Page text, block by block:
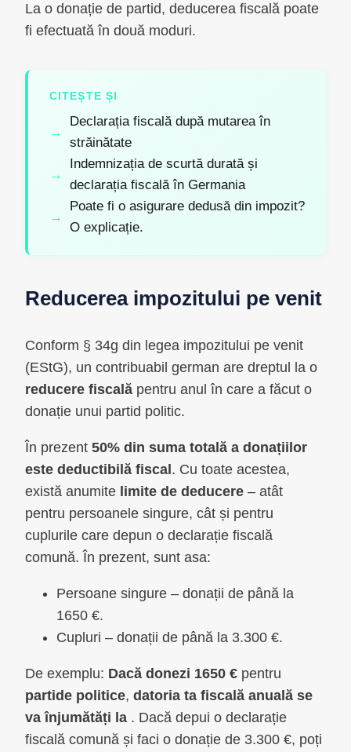
La o donație de partid, deducerea fiscală poate
fi efectuată în două moduri.
CITEȘTE ȘI
Declarația fiscală după mutarea în
străinătate
Indemnizația de scurtă durată și
declarația fiscală în Germania
Poate fi o asigurare dedusă din impozit?
O explicație.
Reducerea impozitului pe venit
Conform § 34g din legea impozitului pe venit
(EStG), un contribuabil german are dreptul la o
reducere fiscală pentru anul în care a făcut o
donație unui partid politic.
În prezent 50% din suma totală a donațiilor
este deductibilă fiscal. Cu toate acestea,
există anumite limite de deducere – atât
pentru persoanele singure, cât și pentru
cuplurile care depun o declarație fiscală
comună. În prezent, sunt asa:
Persoane singure – donații de până la
1650 €.
Cupluri – donații de până la 3.300 €.
De exemplu: Dacă donezi 1650 € pentru
partide politice, datoria ta fiscală anuală se
va înjumătăți la . Dacă depui o declarație
fiscală comună și faci o donație de 3.300 €, poți